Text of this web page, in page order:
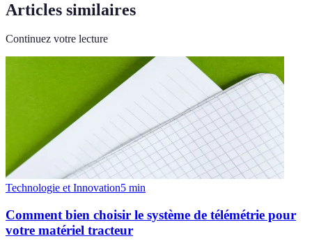
Articles similaires
Continuez votre lecture
Technologie et Innovation5 min
Comment bien choisir le système de télémétrie pour
votre matériel tracteur